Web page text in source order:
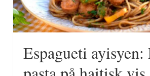
Espagueti